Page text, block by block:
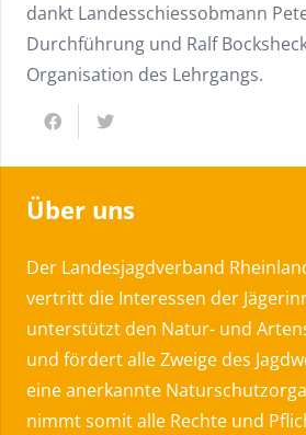
dankt Landesschiessobmann
Durchführung und Ralf
Organisation des Lehrgangs.
Über uns
Der Landesjagdverband
vertritt die Interessen der
unterstützt den Natur- und
und fördert alle Zweige des
eine anerkannte
nimmt somit alle Rechte und